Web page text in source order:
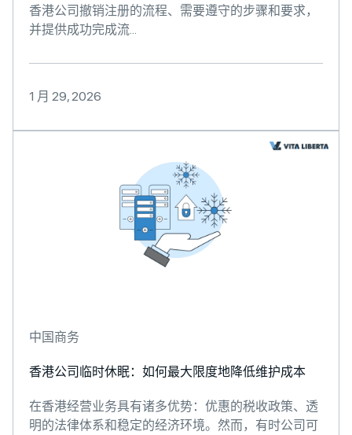
香港公司撤销注册的流程、需要遵守的步骤和要求，
并提供成功完成流...
1 月 29, 2026
中国商务
香港公司临时休眠：如何最大限度地降低维护成本
在香港经营业务具有诸多优势：优惠的税收政策、透
明的法律体系和稳定的经济环境。然而，有时公司可